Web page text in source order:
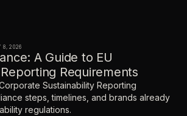
8, 2026
A Guide to EU
Requirements
Sustainability Reporting
steps, timelines, and brands already
regulations.